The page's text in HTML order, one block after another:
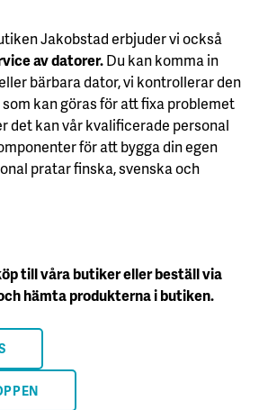
Jakobstad erbjuder vi också
av datorer.Du kan komma in
bärbara dator, vi kontrollerar den
kan göras för att fixa problemet
det kan vår kvalificerade personal
för att bygga din egen
pratar finska, svenska och
till våra butiker eller beställ via
hämta produkterna i butiken.